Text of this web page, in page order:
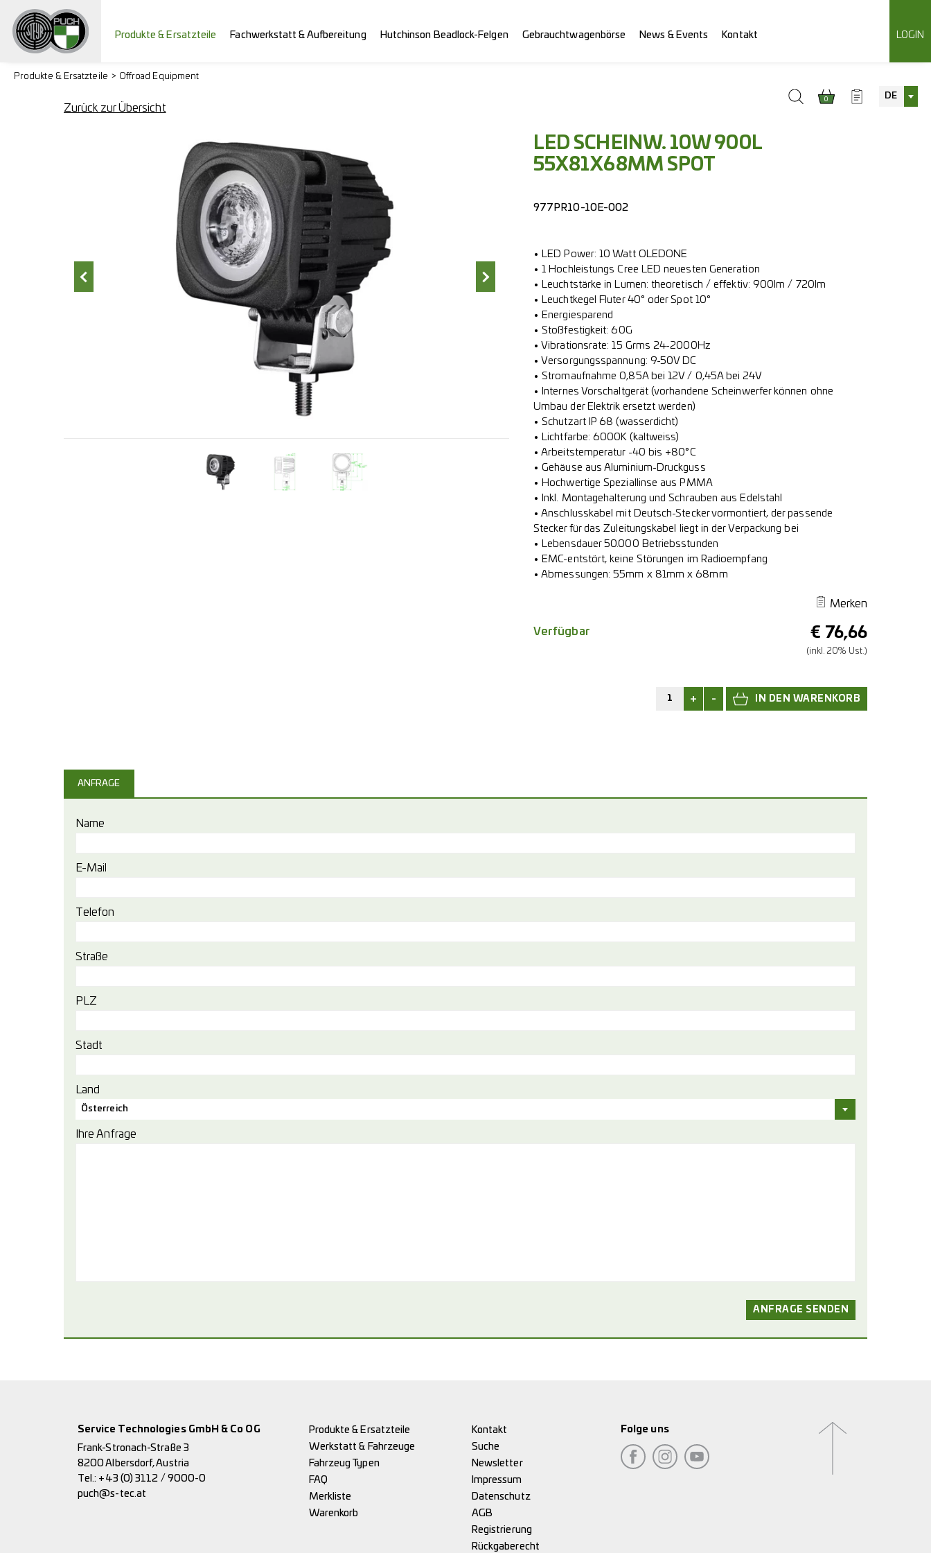
Produkte & Ersatzteile Fachwerkstatt & Aufbereitung Hutchinson Beadlock-Felgen Gebrauchtwagenbörse News & Events Kontakt LOGIN
0 DE
Produkte & Ersatzteile Offroad Equipment
Zurück zur Übersicht
LED SCHEINW. 10W 900L
55X81X68MM SPOT
977PR10-10E-002
• LED Power: 10 Watt OLEDONE
• 1 Hochleistungs Cree LED neuesten Generation
• Leuchtstärke in Lumen: theoretisch / effektiv: 900lm / 720lm
• Leuchtkegel Fluter 40° oder Spot 10°
• Energiesparend
• Stoßfestigkeit: 60G
• Vibrationsrate: 15 Grms 24-2000Hz
• Versorgungsspannung: 9-50V DC
• Stromaufnahme 0,85A bei 12V / 0,45A bei 24V
• Internes Vorschaltgerät (vorhandene Scheinwerfer können ohne
Umbau der Elektrik ersetzt werden)
• Schutzart IP 68 (wasserdicht)
• Lichtfarbe: 6000K (kaltweiss)
• Arbeitstemperatur -40 bis +80°C
• Gehäuse aus Aluminium-Druckguss
• Hochwertige Speziallinse aus PMMA
• Inkl. Montagehalterung und Schrauben aus Edelstahl
• Anschlusskabel mit Deutsch-Stecker vormontiert, der passende
Stecker für das Zuleitungskabel liegt in der Verpackung bei
• Lebensdauer 50.000 Betriebsstunden
• EMC-entstört, keine Störungen im Radioempfang
• Abmessungen: 55mm x 81mm x 68mm
Merken
€ 76,66
(inkl. 20% Ust.)
Verfügbar
+ -
ANFRAGE
Name
E-Mail
Telefon
Straße
PLZ
Stadt
Land
Österreich
Ihre Anfrage
Service Technologies GmbH & Co OG
Frank-Stronach-Straße 3
8200 Albersdorf, Austria
Tel.: +43 (0) 3112 / 9000-0
puch@s-tec.at
Produkte & Ersatzteile
Werkstatt & Fahrzeuge
Fahrzeug Typen
FAQ
Merkliste
Warenkorb
Kontakt
Suche
Newsletter
Impressum
Datenschutz
AGB
Registrierung
Rückgaberecht
Folge uns